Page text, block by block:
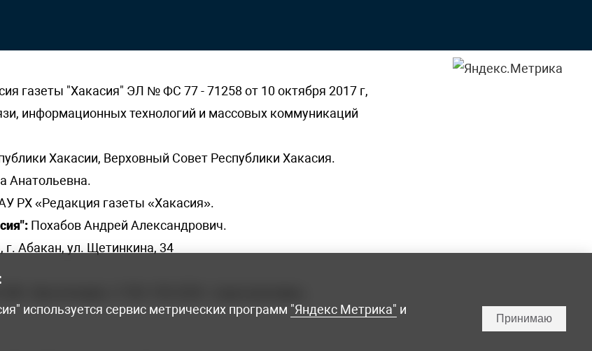
газеты "Хакасия" ЭЛ № ФС 77 - 71258 от 10 октября 2017 г,
информационных технологий и массовых коммуникаций
Хакасии, Верховный Совет Республики Хакасия.
Анатольевна.
РХ «Редакция газеты «Хакасия».
Похабов Андрей Александрович.
г. Абакан, ул. Щетинкина, 34
используется сервис метрических программ "Яндекс Метрика" и
Принимаю